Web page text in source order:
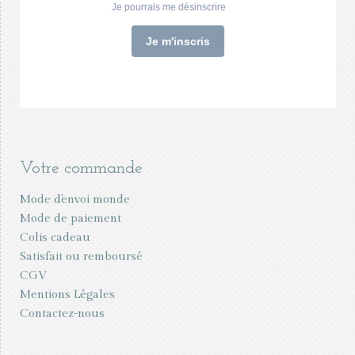
Votre commande
Mode d'envoi monde
Mode de paiement
Colis cadeau
Satisfait ou remboursé
CGV
Mentions Légales
Contactez-nous